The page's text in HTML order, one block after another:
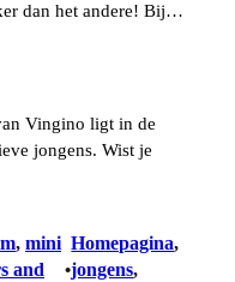
dan het andere! Bij…
Vingino ligt in de
jongens. Wist je
, mini
and
•
Homepagina
jongens